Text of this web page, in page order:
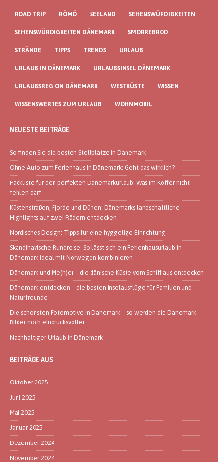
ROAD TRIP RÖMÖ SEELAND SEHENSWÜRDIGKEITEN
SEHENSWÜRDIGKEITEN DÄNEMARK SMORREBROD
STRÄNDE TIPPS TRENDS URLAUB
URLAUB IN DÄNEMARK URLAUBSINSEL DÄNEMARK
URLAUBSREGION DÄNEMARK WESTKÜSTE WISSEN
WISSENSWERTES ZUM URLAUB WOHNMOBIL
NEUESTE BEITRÄGE
So finden Sie die besten Stellplätze in Dänemark
Ohne Auto zum Ferienhaus in Dänemark: Geht das wirklich?
Packliste für den perfekten Dänemarkurlaub: Was im Koffer nicht
fehlen darf
Küstenstraßen, Fjorde und Dünen: Dänemarks landschaftliche
Highlights auf zwei Rädern entdecken
Nordisches Design: Tipps für eine hyggelige Einrichtung
Skandinavische Rundreise: So lässt sich ein Ferienhausurlaub in
Dänemark ideal mit Norwegen kombinieren
Dänemark und Me(h)er – die dänische Küste vom Schiff aus entdecken
Dänemark entdecken – die besten Inselausflüge für Familien und
Naturfreunde
Die schönsten Fotomotive in Dänemark – so werden die Dänemark
Bilder noch eindrucksvoller
Nachhaltiger Urlaub in Dänemark
BEITRÄGE AUS
Oktober 2025
Juni 2025
Mai 2025
Januar 2025
Dezember 2024
November 2024